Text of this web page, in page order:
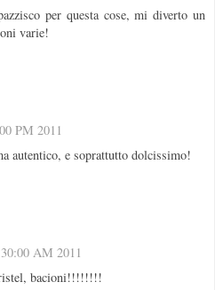
per questa cose, mi diverto un
varie!
PM 2011
autentico, e soprattutto dolcissimo!
AM 2011
bacioni!!!!!!!!